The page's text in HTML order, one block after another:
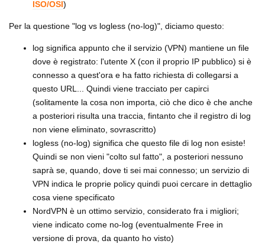
ISO/OSI)
Per la questione "log vs logless (no-log)", diciamo questo:
log significa appunto che il servizio (VPN) mantiene un file
dove è registrato: l'utente X (con il proprio IP pubblico) si è
connesso a quest'ora e ha fatto richiesta di collegarsi a
questo URL... Quindi viene tracciato per capirci
(solitamente la cosa non importa, ciò che dico è che anche
a posteriori risulta una traccia, fintanto che il registro di log
non viene eliminato, sovrascritto)
logless (no-log) significa che questo file di log non esiste!
Quindi se non vieni "colto sul fatto", a posteriori nessuno
saprà se, quando, dove ti sei mai connesso; un servizio di
VPN indica le proprie policy quindi puoi cercare in dettaglio
cosa viene specificato
NordVPN è un ottimo servizio, considerato fra i migliori;
viene indicato come no-log (eventualmente Free in
versione di prova, da quanto ho visto)